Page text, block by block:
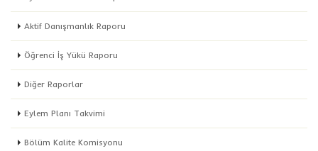
Aktif Danışmanlık Raporu
Öğrenci İş Yükü Raporu
Diğer Raporlar
Eylem Planı Takvimi
Bölüm Kalite Komisyonu